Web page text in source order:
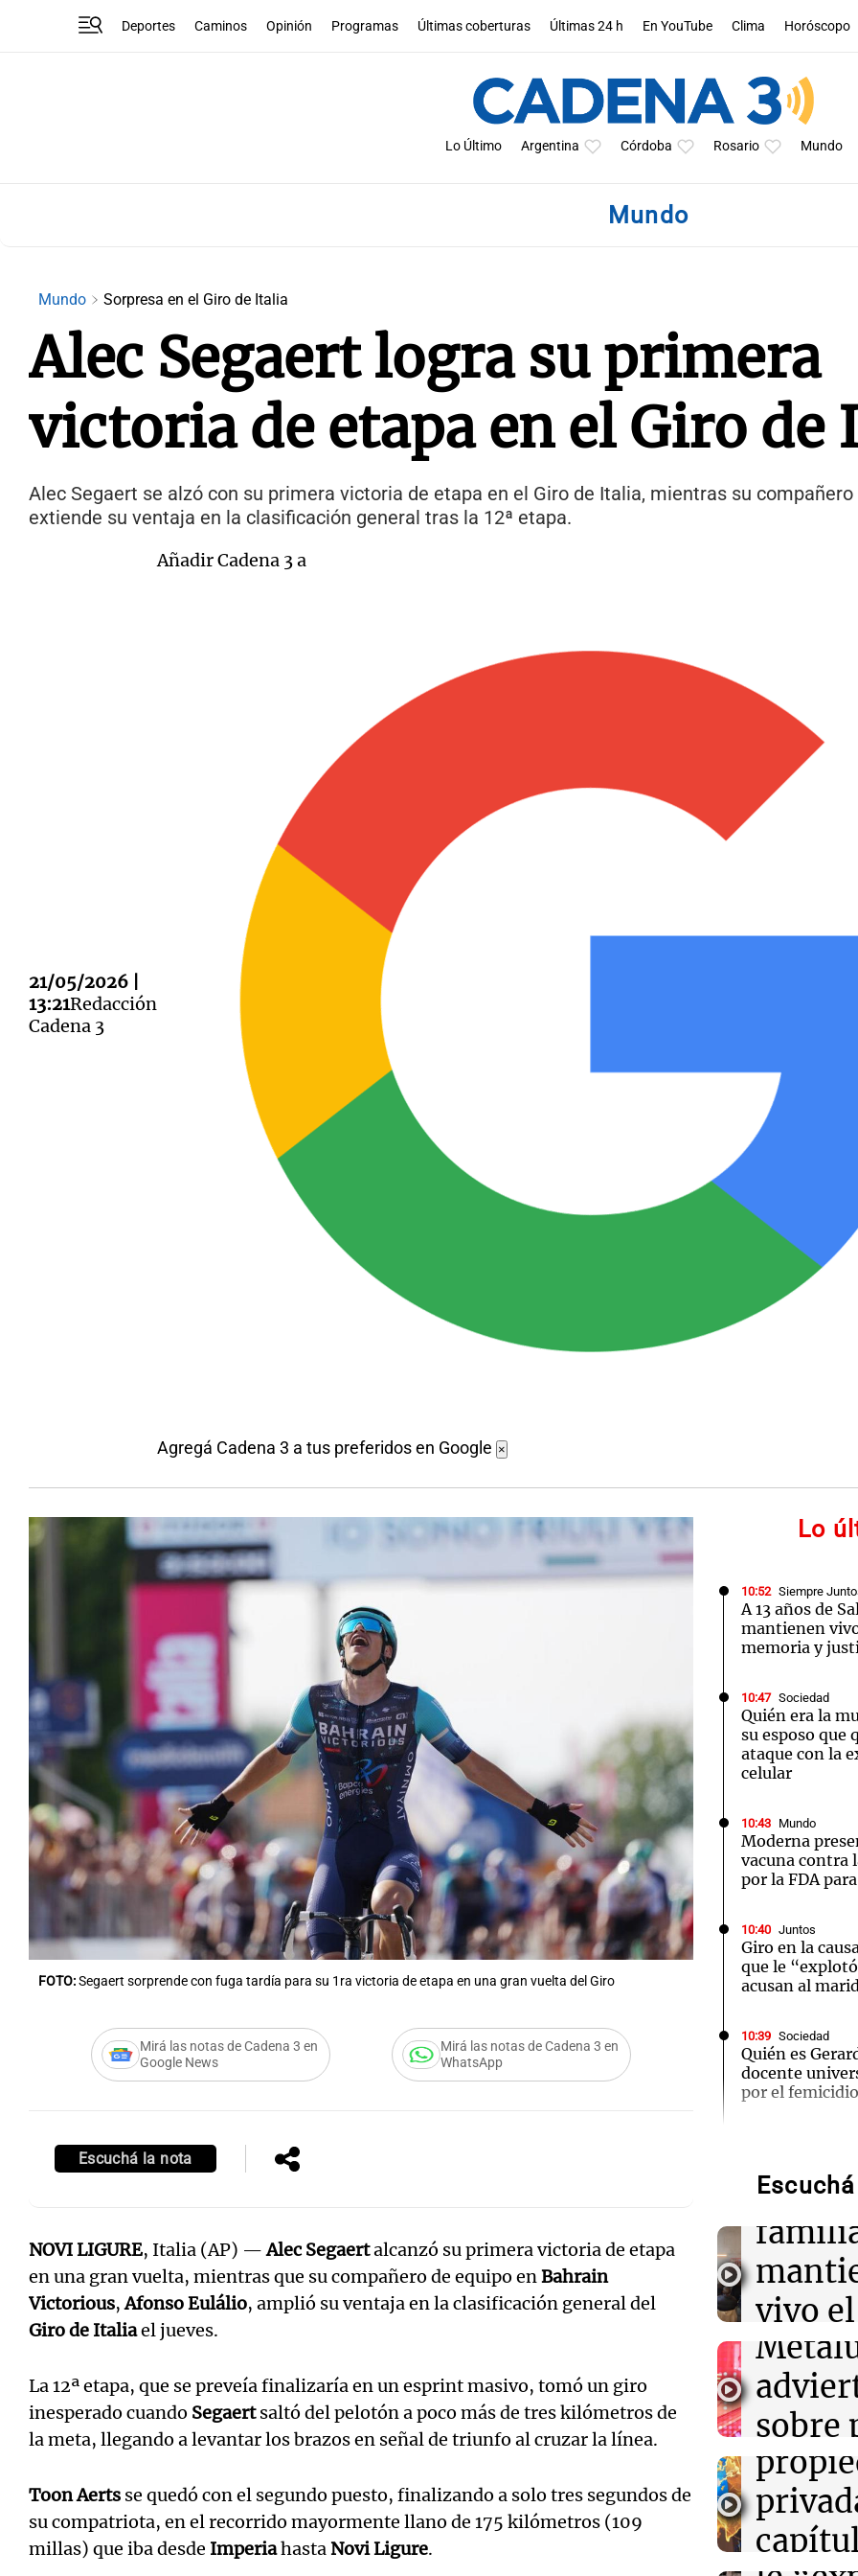
Deportes Caminos Opinión Programas Últimas coberturas Últimas 24 h En YouTube Clima Horóscopo
Lo Último Argentina Córdoba Rosario Mundo
Mundo
Mundo Sorpresa en el Giro de Italia
Alec Segaert logra su primera
victoria de etapa en el Giro de
Alec Segaert se alzó con su primera victoria de etapa en el Giro de Italia, mientras su
extiende su ventaja en la clasificación general tras la 12ª etapa.
21/05/2026 |
13:21Redacción
Cadena 3
Añadir Cadena 3 a
Agregá Cadena 3 a tus preferidos en Google ×
FOTO:Segaert sorprende con fuga tardía para su 1ra victoria de etapa en una gran vuelta del Giro
Mirá las notas de Cadena 3 en
Google News
Mirá las notas de Cadena 3 en
WhatsApp
Escuchá la nota
NOVI LIGURE, Italia (AP) —Alec Segaertalcanzó su primera victoria de etapa
en una gran vuelta, mientras que su compañero de equipo enBahrain
Victorious,Afonso Eulálio, amplió su ventaja en la clasificación general del
Giro de Italiael jueves.
La 12ª etapa, que se preveía finalizaría en un esprint masivo, tomó un giro
inesperado cuando Segaertsaltó del pelotón a poco más de tres kilómetros de
la meta, llegando a levantar los brazos en señal de triunfo al cruzar la línea.
Toon Aerts se quedó con el segundo puesto, finalizando a solo tres segundos de
su compatriota, en el recorrido mayormente llano de 175 kilómetros (109
millas) que iba desde ImperiahastaNovi Ligure.
Lo
10:52 Siempre
A 13 años de
mantienen
memoria y
10:47 Sociedad
Quién era la
su esposo que
ataque con la
celular
10:43 Mundo
Moderna
vacuna contra
por la FDA
10:40 Juntos
Giro en la
que le
acusan al
10:39 Sociedad
Quién es
docente
por el
para presentar
alternativa
Yemen:
de 30 muertos
10:31 Política y
Senado: con
se debate el
propiedad
10:29 Mundo
El Senado
desacato por
su gestión de la
2141,
vivo
de
Noticias
Episodios
Audio.
de la
Obrera
sobre
de
la
Audio.
Audio.
la
mujer
Audio.
Notas
Editorial
Notas
Mundial 2026 Cadena 3